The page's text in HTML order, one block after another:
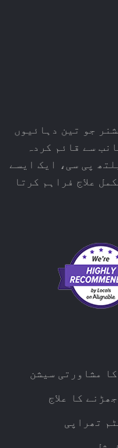
جو تین دہائیوں
سے قائم کردہ
پی سی، ایک ایسے
علاج فراہم کرتا
مشاورتی سیشن
کا علاج
تھراپی